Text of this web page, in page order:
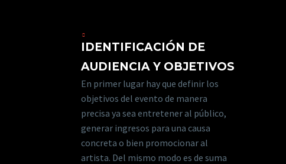
IDENTIFICACIÓN DE
AUDIENCIA Y OBJETIVOS
En primer lugar hay que definir los
objetivos del evento de manera
precisa ya sea entretener al público,
generar ingresos para una causa
concreta o bien promocionar al
artista. Del mismo modo es de suma